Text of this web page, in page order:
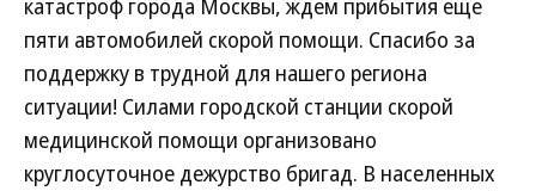
катастроф города Москвы, ждем прибытия еще
пяти автомобилей скорой помощи. Спасибо за
поддержку в трудной для нашего региона
ситуации! Силами городской станции скорой
медицинской помощи организовано
круглосуточное дежурство бригад. В населенных